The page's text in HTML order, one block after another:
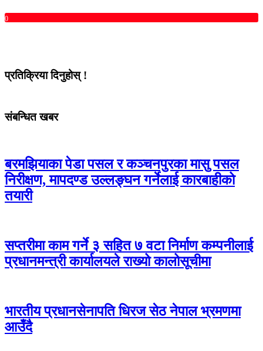
0
प्रतिक्रिया दिनुहोस् !
संबन्धित खबर
बरमझियाका पेडा पसल र कञ्चनपुरका मासु पसल
निरीक्षण, मापदण्ड उल्लङ्घन गर्नेलाई कारबाहीको
तयारी
सप्तरीमा काम गर्ने ३ सहित ७ वटा निर्माण कम्पनीलाई
प्रधानमन्त्री कार्यालयले राख्यो कालोसूचीमा
भारतीय प्रधानसेनापति धिरज सेठ नेपाल भ्रमणमा
आउँदै